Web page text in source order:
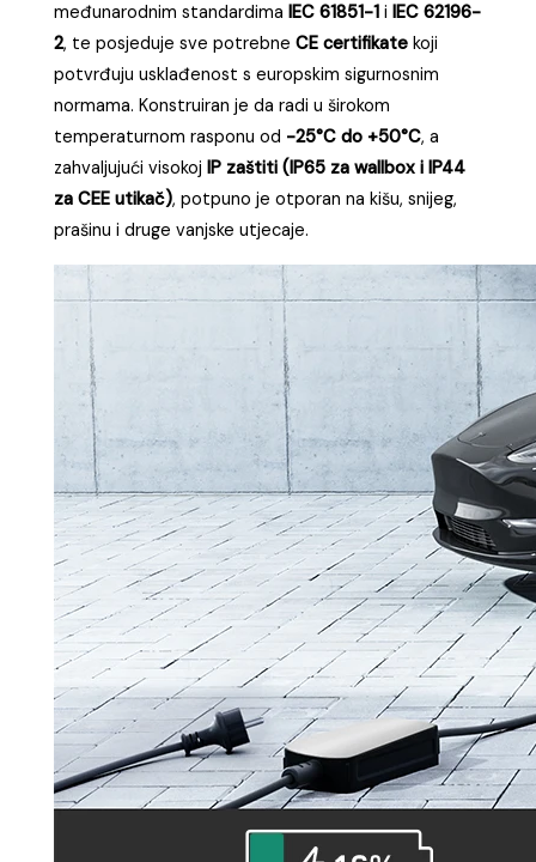
međunarodnim standardimaIEC 61851-1 iIEC 62196-
2, te posjeduje sve potrebneCE certifikate koji
potvrđuju usklađenost s europskim sigurnosnim
normama. Konstruiran je da radi u širokom
temperaturnom rasponu od -25°C do +50°C, a
zahvaljujući visokojIP zaštiti (IP65 za wallbox i IP44
za CEE utikač), potpuno je otporan na kišu, snijeg,
prašinu i druge vanjske utjecaje.